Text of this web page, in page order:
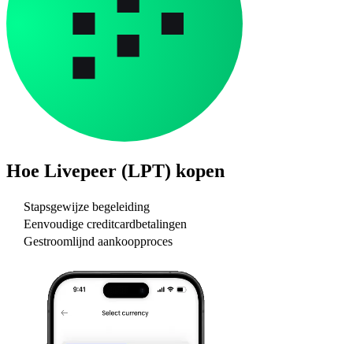
Hoe Livepeer (LPT) kopen
Stapsgewijze begeleiding
Eenvoudige creditcardbetalingen
Gestroomlijnd aankoopproces